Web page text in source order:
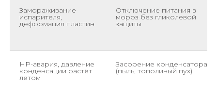
Замораживание
испарителя,
деформация пластин
Отключение питания в
мороз без гликолевой
защиты
HP-авария, давление
конденсации растёт
летом
Засорение конденсатора
(пыль, тополиный пух)